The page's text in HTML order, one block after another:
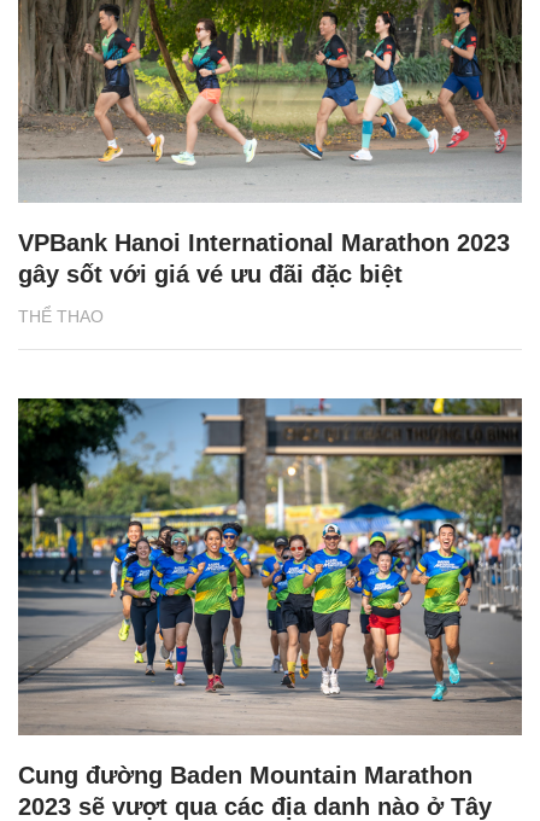
THỂ THAO
VPBank Hanoi International Marathon 2023
gây sốt với giá vé ưu đãi đặc biệt
Cung đường Baden Mountain Marathon
2023 sẽ vượt qua các địa danh nào ở Tây